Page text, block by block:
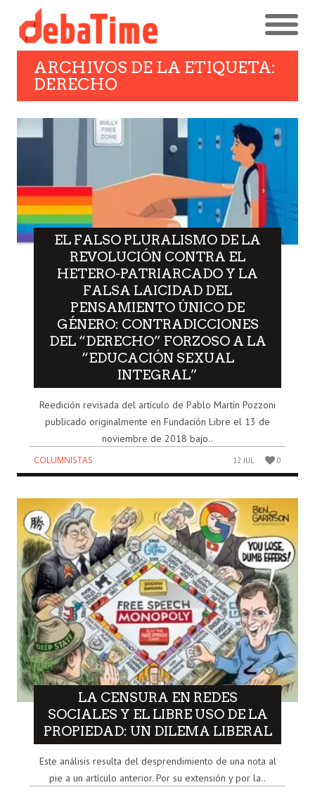
ARCHIVOS DE LA ETIQUETA:
DERECHO
EL FALSO PLURALISMO DE LA
REVOLUCIÓN CONTRA EL
HETERO-PATRIARCADO Y LA
FALSA LAICIDAD DEL
PENSAMIENTO ÚNICO DE
GÉNERO: CONTRADICCIONES
DEL “DERECHO” FORZOSO A LA
“EDUCACIÓN SEXUAL
INTEGRAL”
Reedición revisada del artículo de Pablo Martín Pozzoni
publicado originalmente en Fundación Libre el 13 de
noviembre de 2018 bajo..
COLUMNISTAS 12 JUL 0
LA CENSURA EN REDES
SOCIALES Y EL LIBRE USO DE LA
PROPIEDAD: UN DILEMA LIBERAL
Este análisis resulta del desprendimiento de una nota al
pie a un artículo anterior. Por su extensión y por la..